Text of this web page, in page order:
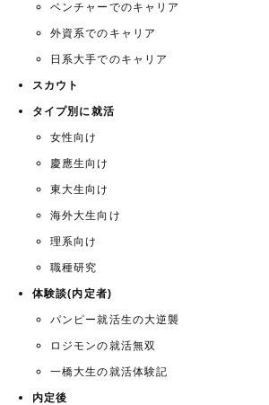
ベンチャーでのキャリア
外資系でのキャリア
日系大手でのキャリア
スカウト
タイプ別に就活
女性向け
慶應生向け
東大生向け
海外大生向け
理系向け
職種研究
体験談(内定者)
パンピー就活生の大逆襲
ロジモンの就活無双
一橋大生の就活体験記
内定後